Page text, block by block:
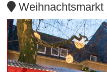
Weihnachtsmarkt